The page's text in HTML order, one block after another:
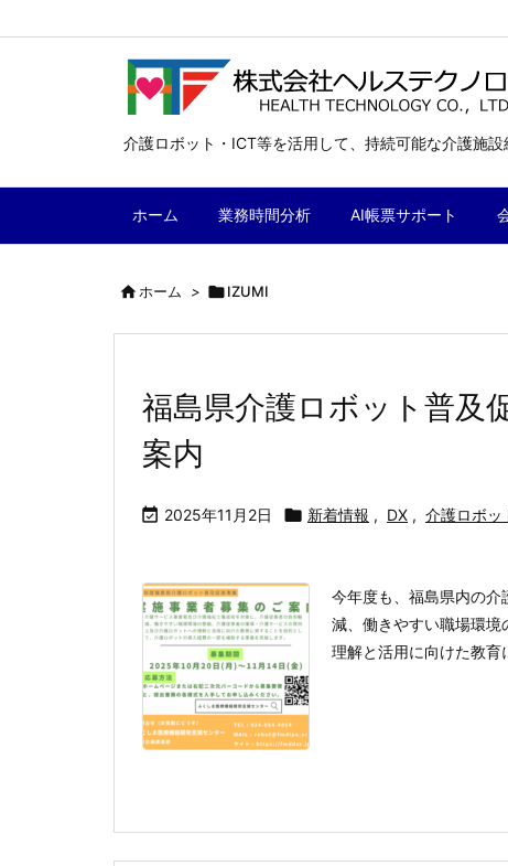
介護ロボット・ICT等を活用して、持続可能な介護施
ホーム 業務時間分析 AI帳票サポート
ホーム > IZUMI
福島県介護ロボット普及
案内
 2025年11月2日  新着情報 , DX , 介護ロボッ
今年度も、福島県内の
減、働きやすい職場環
理解と活用に向けた教